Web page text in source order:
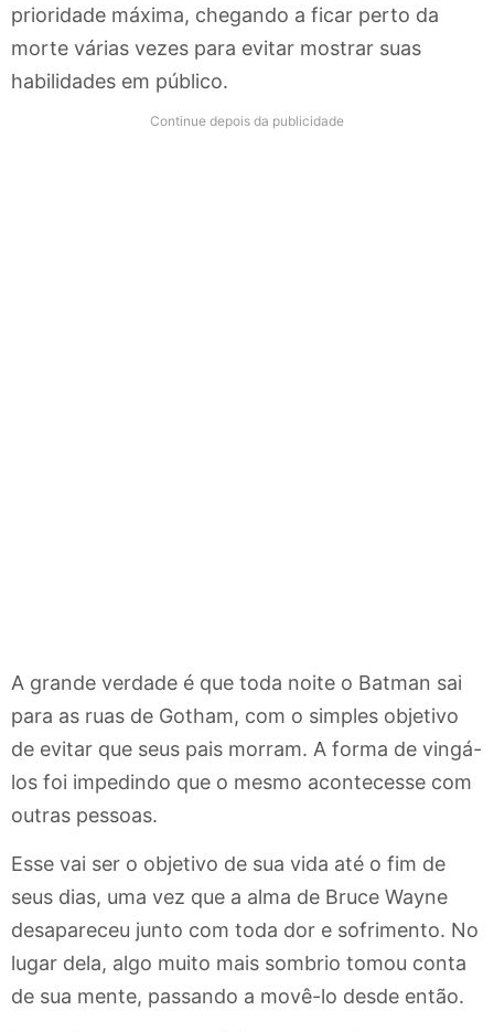
prioridade máxima, chegando a ficar perto da
morte várias vezes para evitar mostrar suas
habilidades em público.
Continue depois da publicidade
A grande verdade é que toda noite o Batman sai
para as ruas de Gotham, com o simples objetivo
de evitar que seus pais morram. A forma de vingá-
los foi impedindo que o mesmo acontecesse com
outras pessoas.
Esse vai ser o objetivo de sua vida até o fim de
seus dias, uma vez que a alma de Bruce Wayne
desapareceu junto com toda dor e sofrimento. No
lugar dela, algo muito mais sombrio tomou conta
de sua mente, passando a movê-lo desde então.